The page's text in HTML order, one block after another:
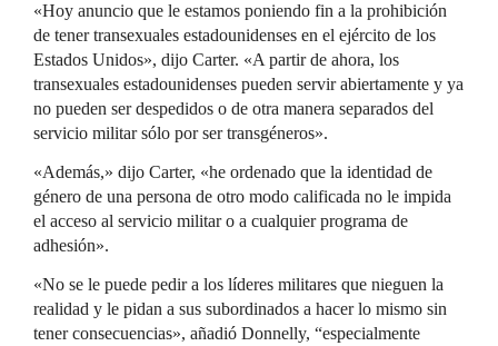
«Hoy anuncio que le estamos poniendo fin a la prohibición
de tener transexuales estadounidenses en el ejército de los
Estados Unidos», dijo Carter. «A partir de ahora, los
transexuales estadounidenses pueden servir abiertamente y ya
no pueden ser despedidos o de otra manera separados del
servicio militar sólo por ser transgéneros».
«Además,» dijo Carter, «he ordenado que la identidad de
género de una persona de otro modo calificada no le impida
el acceso al servicio militar o a cualquier programa de
adhesión».
«No se le puede pedir a los líderes militares que nieguen la
realidad y le pidan a sus subordinados a hacer lo mismo sin
tener consecuencias», añadió Donnelly, “especialmente